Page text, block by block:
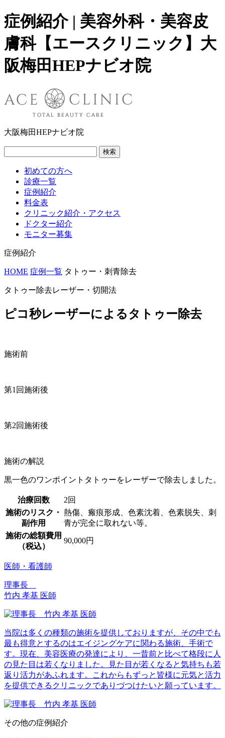
症例紹介 | 美容外科・美容皮
膚科【エースクリニック】大
阪梅田HEPナビオ院
大阪梅田HEPナビオ院
検索
初めての方へ
診療一覧
症例紹介
料金表
クリニック紹介・アクセス
ドクター紹介
モニター募集
症例紹介
HOME 症例一覧 タトゥー・刺青除去
タトゥー除去レーザー・切開法
ピコ秒レーザーによるタトゥー除去
施術前
第1回施術後
第2回施術後
施術の解説
黒一色のワンポイントタトゥーをレーザーで除去しました。
治療回数
2回
施術のリスク・
副作用
熱傷、瘢痕形成、色素沈着、色素脱失、刺
青が完全に取れない等。
施術の総額費用
（税込）
90,000円
医師・看護師
理事長
竹内 孝基 医師
当院は多くの種類の施術を提供しておりますが、その中でも
最も得意とするのはエイジングケアに関わる施術、手術で
す。現在、美容医療の発達により、一昔前と比べて格段に人
の見た目は若くなりました。見た目が若くなると気持ちも若
返り活力があふれます。これからもずっと皆様に元気と活力
を提供できるクリニックでありづつけたいと願っています。
その他の症例紹介